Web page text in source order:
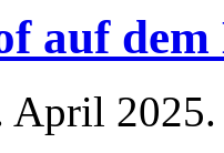
auf
April 2025.